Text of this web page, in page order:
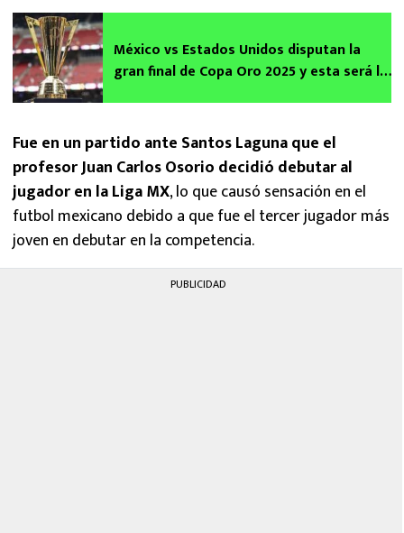
México vs Estados Unidos disputan la
gran final de Copa Oro 2025 y esta será la
Fue en un partido ante Santos Laguna que el
profesor Juan Carlos Osorio decidió debutar al
jugador en la Liga MX, lo que causó sensación en el
futbol mexicano debido a que fue el tercer jugador más
joven en debutar en la competencia.
PUBLICIDAD